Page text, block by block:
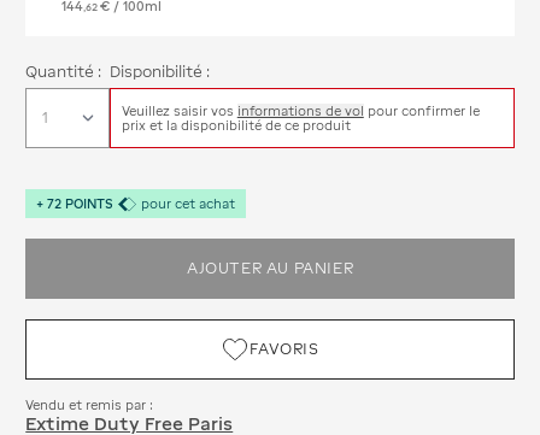
144 62 € / 100ml
Quantité : Disponibilité :
Veuillez saisir vos informations de vol pour confirmer le
prix et la disponibilité de ce produit
+ 72 POINTS pour cet achat
AJOUTER AU PANIER
FAVORIS
Vendu et remis par :
Extime Duty Free Paris